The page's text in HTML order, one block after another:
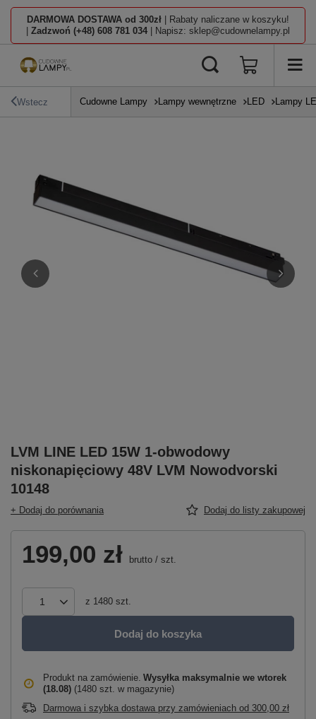
DARMOWA DOSTAWA od 300zł | Rabaty naliczane w koszyku!
Zadzwoń (+48) 608 781 034 | Napisz: sklep@cudownelampy.pl
Wstecz Cudowne Lampy Lampy wewnętrzne LED Lampy
LVM LINE LED 15W 1-obwodowy
niskonapięciowy 48V LVM Nowodvorski
10148
+ Dodaj do porównania Dodaj do listy zakupowej
199,00 zł brutto / szt.
z 1480 szt.
Dodaj do koszyka
Produkt na zamówienie Wysyłka maksymalnie we wtorek
(18.08) (1480 szt. w magazynie)
Darmowa i szybka dostawa przy zamówieniach od 300,00 zł